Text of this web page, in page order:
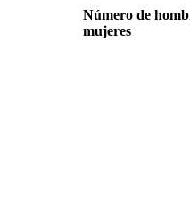
Número de
mujeres